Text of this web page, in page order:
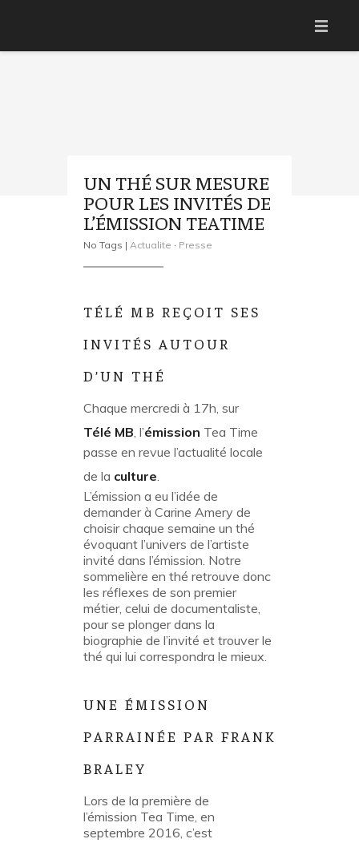
APPRENDRE LE THÉ
LA BOUTIQUE
UN THÉ SUR MESURE
POUR LES INVITÉS DE
L’ÉMISSION TEATIME
No Tags | Actualite · Presse
TÉLÉ MB REÇOIT SES
INVITÉS AUTOUR
D’UN THÉ
Chaque mercredi à 17h, sur
Télé MB, l’émission Tea Time
passe en revue l’actualité locale
de la culture.
L’émission a eu l’idée de
demander à Carine Amery de
choisir chaque semaine un thé
évoquant l’univers de l’artiste
invité dans l’émission. Notre
sommelière en thé retrouve donc
les réflexes de son premier
métier, celui de documentaliste,
pour se plonger dans la
biographie de l’invité et trouver le
thé qui lui correspondra le mieux.
UNE ÉMISSION
PARRAINÉE PAR FRANK
BRALEY
Lors de la première de
l’émission Tea Time, en
septembre 2016, c’est